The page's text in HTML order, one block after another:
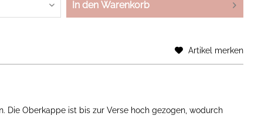
In den Warenkorb
Artikel merken
Die Oberkappe ist bis zur Verse hoch gezogen, wodurch